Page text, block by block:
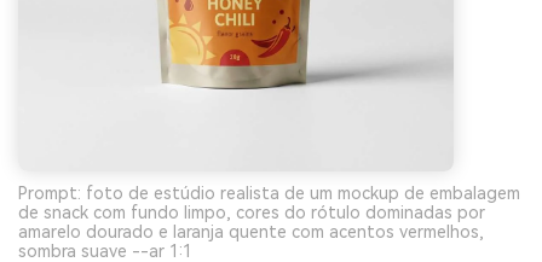
Prompt: foto de estúdio realista de um mockup de embalagem
de snack com fundo limpo, cores do rótulo dominadas por
amarelo dourado e laranja quente com acentos vermelhos,
sombra suave --ar 1:1